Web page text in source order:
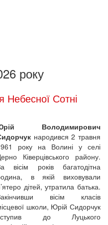
року
Сотні
Володимирович
народився 2 травня
року на Волині у селі
Ківерцівського району.
вісім років багатодітна
в якій виховували
дітей, утратила батька.
вісім класів
школи, Юрій Сидорчук
до Луцького